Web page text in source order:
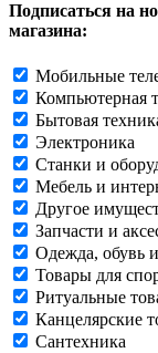
Подписаться на
магазина:
Мобильные
Компьютерная
Бытовая
Электроника
Станки и
Мебель и
Другое
Запчасти и
Одежда, обувь
Товары для
Ритуальные
Канцелярские
Сантехника